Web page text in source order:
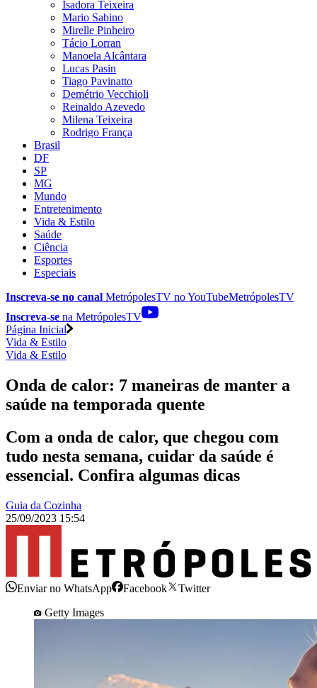
Isadora Teixeira
Mario Sabino
Mirelle Pinheiro
Tácio Lorran
Manoela Alcântara
Lucas Pasin
Tiago Pavinatto
Demétrio Vecchioli
Reinaldo Azevedo
Milena Teixeira
Rodrigo França
Brasil
DF
SP
MG
Mundo
Entretenimento
Vida & Estilo
Saúde
Ciência
Esportes
Especiais
Inscreva-se no canal MetrópolesTV noYouTubeMetrópolesTV
Inscreva-se na MetrópolesTV
Página Inicial
Vida & Estilo
Vida & Estilo
Onda de calor: 7 maneiras de manter a
saúde na temporada quente
Com a onda de calor, que chegou com
tudo nesta semana, cuidar da saúde é
essencial. Confira algumas dicas
Guia da Cozinha
25/09/2023 15:54
Enviar no WhatsApp Facebook
Twitter
Getty Images